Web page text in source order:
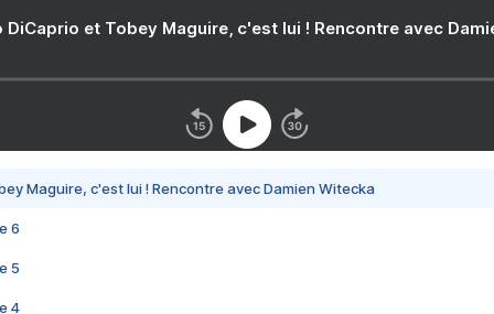
DiCaprio et Tobey Maguire, c'est lui ! Rencontre avec
Maguire, c'est lui ! Rencontre avec Damien Witecka
6
5
4